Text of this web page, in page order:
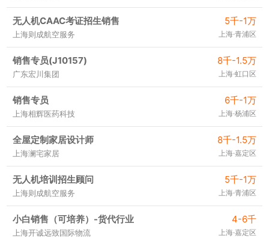
无人机CAAC考证招生销售 5千-1万
上海则成航空服务 上海·青浦区
销售专员(J10157) 8千-1.5万
广东宏川集团 上海·虹口区
销售专员 6千-1万
上海相辉医药科技 上海·杨浦区
全屋定制家居设计师 8千-1.5万
上海澜宅家居 上海·嘉定区
无人机培训招生顾问 5千-1万
上海则成航空服务 上海·青浦区
小白销售（可培养）-货代行业 4-6千
上海开诚远致国际物流 上海·嘉定区